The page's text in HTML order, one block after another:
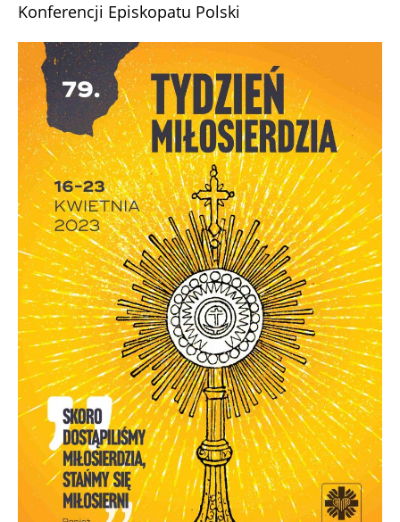
Konferencji Episkopatu Polski